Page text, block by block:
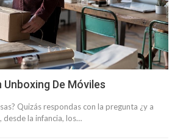
Unboxing De Móviles
Quizás respondas con la pregunta ¿y a
desde la infancia, los…